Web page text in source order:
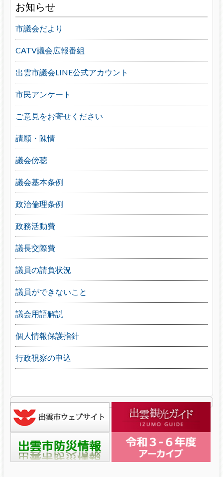
お知らせ
市議会だより
CATV議会広報番組
出雲市議会LINE公式アカウント
市民アンケート
ご意見をお寄せください
請願・陳情
議会傍聴
議会基本条例
政治倫理条例
政務活動費
議長交際費
議員の請負状況
議員ができないこと
議会用語解説
個人情報保護指針
行政視察の申込